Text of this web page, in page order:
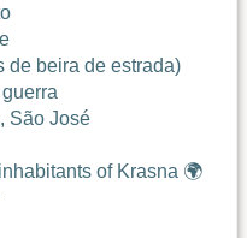
de beira de estrada)
São José
of Krasna 🌍